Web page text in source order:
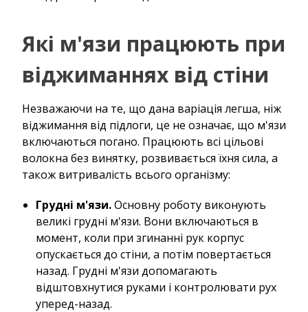
Які м'язи працюють при
віджиманнях від стіни
Незважаючи на те, що дана варіація легша, ніж
віджимання від підлоги, це не означає, що м'язи
включаються погано. Працюють всі цільові
волокна без винятку, розвивається їхня сила, а
також витривалість всього організму:
Грудні м'язи.Основну роботу виконують
великі грудні м'язи. Вони включаються в
момент, коли при згинанні рук корпус
опускається до стіни, а потім повертається
назад. Грудні м'язи допомагають
відштовхнутися руками і контролювати рух
уперед-назад.